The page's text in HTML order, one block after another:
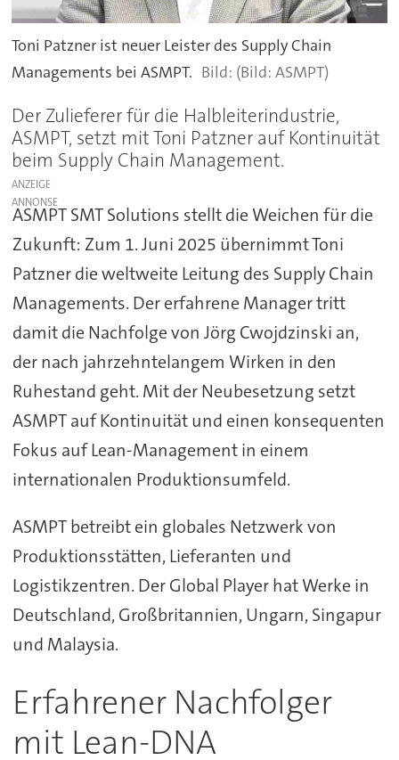
Toni Patzner ist neuer Leister des Supply Chain
Managements bei ASMPT.
(Bild: ASMPT)
Der Zulieferer für die Halbleiterindustrie,
ASMPT, setzt mit Toni Patzner auf Kontinuität
beim Supply Chain Management.
ANZEIGE
ASMPT SMT Solutions stellt die Weichen für die
Zukunft: Zum 1. Juni 2025 übernimmt Toni
Patzner die weltweite Leitung des Supply Chain
Managements. Der erfahrene Manager tritt
damit die Nachfolge von Jörg Cwojdzinski an,
der nach jahrzehntelangem Wirken in den
Ruhestand geht. Mit der Neubesetzung setzt
ASMPT auf Kontinuität und einen konsequenten
Fokus auf Lean-Management in einem
internationalen Produktionsumfeld.
ASMPT betreibt ein globales Netzwerk von
Produktionsstätten, Lieferanten und
Logistikzentren. Der Global Player hat Werke in
Deutschland, Großbritannien, Ungarn, Singapur
und Malaysia.
Erfahrener Nachfolger
mit Lean-DNA